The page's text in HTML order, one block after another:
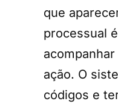
que
processual
ação. O
códigos e